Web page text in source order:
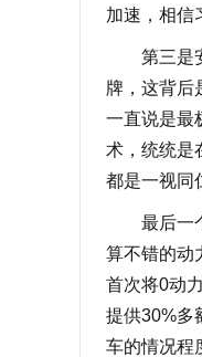
加速，相信
第三是安
牌，这背后
一直说是最
术，统统是
都是一视同
最后一个
算不错的动
首次将0动
提供30%多
车的情况程